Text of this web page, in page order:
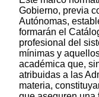
Gobierno, previa
Autónomas,
formarán el
profesional del
mínimas y
académica que,
atribuidas a las
materia,